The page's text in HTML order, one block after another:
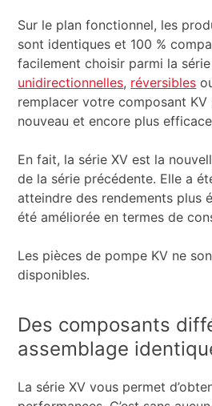
Sur le plan fonctionnel, les
sont identiques et 100 %
facilement choisir parmi la
unidirectionnelles, réversibles
remplacer votre composant
nouveau et encore plus
En fait, la série XV est la
de la série précédente. Elle a
atteindre des rendements plus
été améliorée en termes de
Les pièces de pompe KV ne
disponibles.
Des composants
assemblage
La série XV vous permet